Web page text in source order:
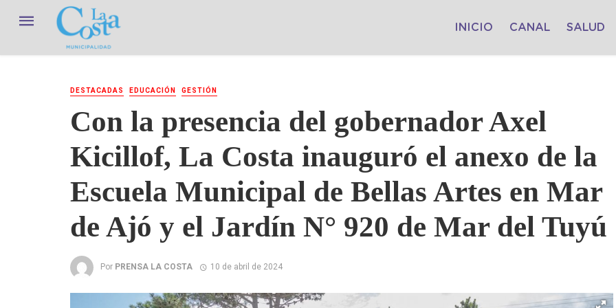
INICIO CANAL SALUD
DESTACADAS EDUCACIÓN GESTIÓN
Con la presencia del gobernador Axel
Kicillof, La Costa inauguró el anexo de la
Escuela Municipal de Bellas Artes en Mar
de Ajó y el Jardín N° 920 de Mar del Tuyú
Por PRENSA LA COSTA 10 de abril de 2024